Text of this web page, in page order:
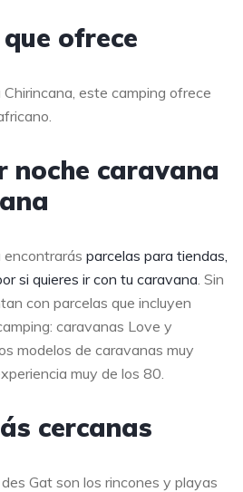
ofrece
este camping ofrece
noche caravana
encontrarás parcelas para tiendas,
si quieres ir con tu caravana . Sin
con parcelas que incluyen
caravanas Love y
modelos de caravanas muy
muy de los 80.
cercanas
Gat son los rincones y playas